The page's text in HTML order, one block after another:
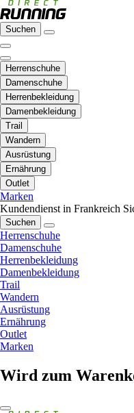
Suchen
Herrenschuhe
Damenschuhe
Herrenbekleidung
Damenbekleidung
Trail
Wandern
Ausrüstung
Ernährung
Outlet
Marken
Kundendienst in Frankreich
Suchen
Herrenschuhe
Damenschuhe
Herrenbekleidung
Damenbekleidung
Trail
Wandern
Ausrüstung
Ernährung
Outlet
Marken
Wird zum